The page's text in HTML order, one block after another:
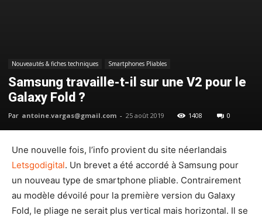
Nouveautés & fiches techniques Smartphones Pliables
Samsung travaille-t-il sur une V2 pour le
Galaxy Fold ?
Par antoine.vargas@gmail.com - 25 août 2019 1408 0
Une nouvelle fois, l’info provient du site néerlandais
Letsgodigital. Un brevet a été accordé à Samsung pour
un nouveau type de smartphone pliable. Contrairement
au modèle dévoilé pour la première version du Galaxy
Fold, le pliage ne serait plus vertical mais horizontal. Il se